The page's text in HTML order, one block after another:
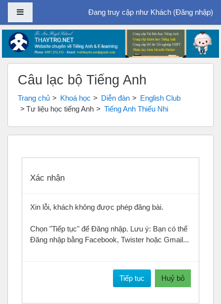
Chuyển tới nội dung chính
Bảng điều khiển cạnhĐang truy cập như Khách (Đăng nhập)
Câu lạc bộ Tiếng Anh
Trang chủ Khoá học Diễn đàn
English Club
Tư liệu học tiếng Anh
Tiếng Anh Thiếu Nhi
Xác nhận
Xin lỗi, khách không được phép đăng bài.
Chọn "Tiếp tục" để Đăng nhập. Lưu ý: Bạn có thể
Đăng nhập bằng Facebook, Twister hoặc Gmail...
Tiếp tục Huỷ bỏ